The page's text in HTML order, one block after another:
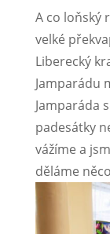
A co loňský
velké
Liberecký
Jamparádu
Jamparáda
padesátky
vážíme a
děláme